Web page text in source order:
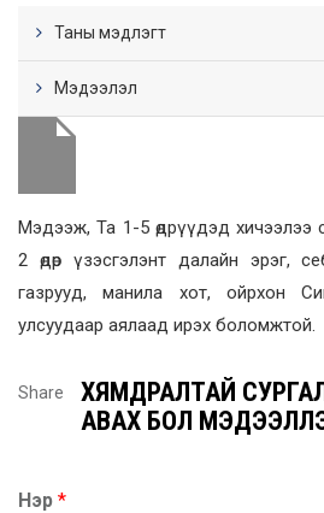
Таны мэдлэгт
Мэдээлэл
Мэдээж, Та 1-5 өдрүүдэд хичээлээ
2 өдөр үзэсгэлэнт далайн эрэг,
газрууд, манила хот, ойрхон
улсуудаар аялаад ирэх боломжтой.
Share
ХЯМДРАЛТАЙ
АВАХ БОЛ
Нэр *